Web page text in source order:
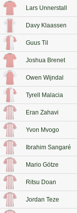
Lars Unnerstall
Davy Klaassen
Guus Til
Joshua Brenet
Owen Wijndal
Tyrell Malacia
Eran Zahavi
Yvon Mvogo
Ibrahim Sangaré
Mario Götze
Ritsu Doan
Jordan Teze